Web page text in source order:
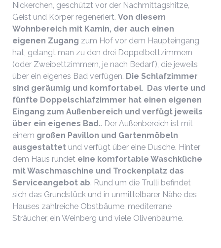
Nickerchen, geschützt vor der Nachmittagshitze,
Geist und Körper regeneriert. Von diesem
Wohnbereich mit Kamin, der auch einen
eigenen Zugang zum Hof vor dem Haupteingang
hat, gelangt man zu den drei Doppelbettzimmern
(oder Zweibettzimmern, je nach Bedarf), die jeweils
über ein eigenes Bad verfügen. Die Schlafzimmer
sind geräumig und komfortabel. Das vierte und
fünfte Doppelschlafzimmer hat einen eigenen
Eingang zum Außenbereich und verfügt jeweils
über ein eigenes Bad.. Der Außenbereich ist mit
einem großen Pavillon und Gartenmöbeln
ausgestattet und verfügt über eine Dusche. Hinter
dem Haus rundet eine komfortable Waschküche
mit Waschmaschine und Trockenplatz das
Serviceangebot ab. Rund um die Trulli befindet
sich das Grundstück und in unmittelbarer Nähe des
Hauses zahlreiche Obstbäume, mediterrane
Sträucher, ein Weinberg und viele Olivenbäume.